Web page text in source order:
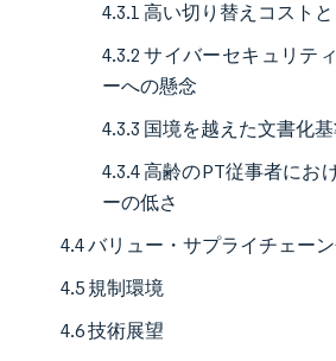
4.3.1 高い切り替えコスト
4.3.2 サイバーセキュリテ
ーへの懸念
4.3.3 国境を越えた文書化
4.3.4 高齢のPT従事者にお
ーの低さ
4.4 バリュー・サプライチェー
4.5 規制環境
4.6 技術展望